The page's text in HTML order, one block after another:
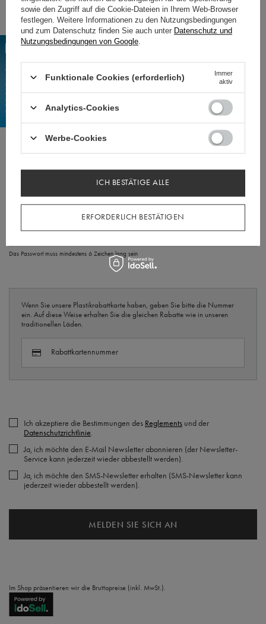
Straße Hausnummer
Lieferung an eine andere Adresse Optional
Polska
Shop-Konto
Benutzername
Das Login muss mindestens 3 und maximal 40 Zeichen enthalten. Sie können Buchstaben, Zahlen
und Symbole verwenden @ . - _
Passwort
Das Passwort muss mindestens 6 Zeichen lang sein
Passwort anzeigen
Wenn Sie unsere Plastikrabattkarte haben, geben Sie bitte die Nummer
ein. Auf diese Weise erhalten Sie die gleichen Rabatte wie in unseren
traditionellen Läden.
Rabattkartennummer
Ich akzeptiere die Bestimmungen des Reglements und der
Datenschutzrichtlinie.
Ja, ich möchte den E-Mail Newsletter abonnieren (der Newsletter-
Service kann jederzeit wieder abbestellt werden).
Ja, ich möchte den SMS-Newsletter erhalten (SMS-Newsletter kann
jederzeit wieder abbestellt werden).
MELDEN SIE SICH AN
Im Shop präsentieren wir die Bruttopreise (inkl. MwSt.).
sowie den Zugriff auf die Cookie-Dateien in Ihrem Web-Browser
festlegen. Weitere Informationen zu den Nutzungsbedingungen
und zum Datenschutz finden Sie auch unter Datenschutz und
Nutzungsbedingungen von Google
Funktionale Cookies (erforderlich)
Immer
aktiv
Analytics-Cookies
Werbe-Cookies
ERFORDERLICH BESTÄTIGEN
ICH BESTÄTIGE ALLE